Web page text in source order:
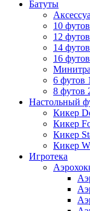
Батуты
10
12
14
16
6 футов
8 футов
Настольный
Кикер
Кикер
Кикер
Кикер
Игротека